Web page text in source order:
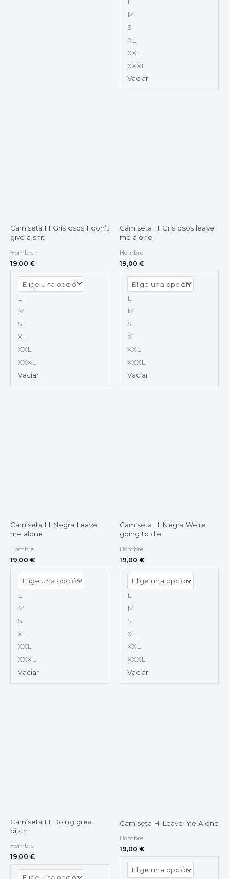
M
S
XL
XXL
XXXL
Vaciar
Camiseta H Gris osos I don’t
give a shit
Hombre
19,00 €
L
M
S
XL
XXL
XXXL
Vaciar
Camiseta H Gris osos leave
me alone
Hombre
19,00 €
L
M
S
XL
XXL
XXXL
Vaciar
Camiseta H Negra Leave
me alone
Hombre
19,00 €
L
M
S
XL
XXL
XXXL
Vaciar
Camiseta H Negra We’re
going to die
Hombre
19,00 €
L
M
S
XL
XXL
XXXL
Vaciar
Camiseta H Doing great
bitch
Hombre
19,00 €
Camiseta H Leave me Alone
Hombre
19,00 €